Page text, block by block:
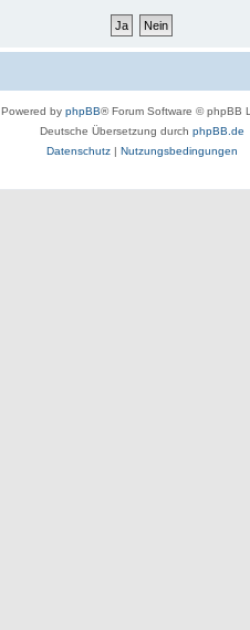
Powered by phpBB® Forum Software © phpBB
Deutsche Übersetzung durch phpBB.de
Datenschutz| Nutzungsbedingungen